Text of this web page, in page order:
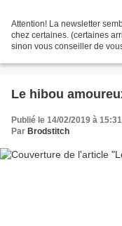
Attention! La newsletter
chez certaines. (certaines
sinon vous conseiller de
Le hibou
Publié le 14/02/2019 à 15:31
Par Brodstitch